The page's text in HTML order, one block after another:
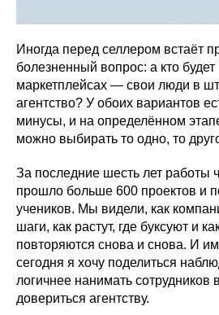
Иногда перед селлером встаёт
болезненный вопрос: а кто будет
маркетплейсах — свои люди в
агентство? У обоих вариантов
минусы, и на определённом
можно выбирать то одно, то
За последние шесть лет работы
прошло больше 600 проектов и
учеников. Мы видели, как
шаги, как растут, где буксуют и
повторяются снова и снова. И
сегодня я хочу поделиться
логичнее нанимать сотрудников
довериться агентству.